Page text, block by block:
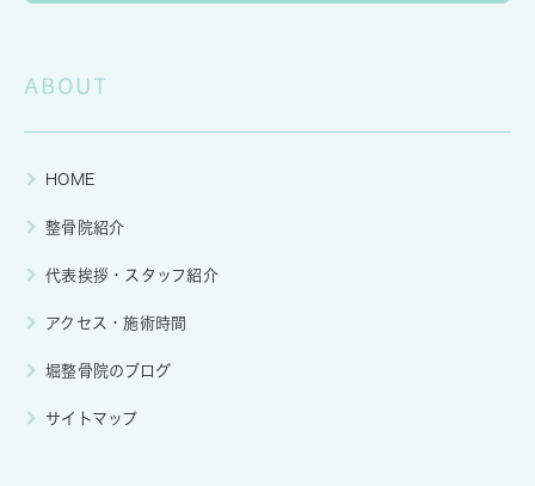
ABOUT
HOME
整骨院紹介
代表挨拶・スタッフ紹介
アクセス・施術時間
堀整骨院のブログ
サイトマップ